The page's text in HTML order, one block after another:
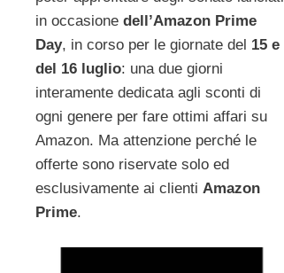
in occasione dell’Amazon Prime
Day, in corso per le giornate del 15 e
del 16 luglio: una due giorni
interamente dedicata agli sconti di
ogni genere per fare ottimi affari su
Amazon. Ma attenzione perché le
offerte sono riservate solo ed
esclusivamente ai clienti Amazon
Prime.